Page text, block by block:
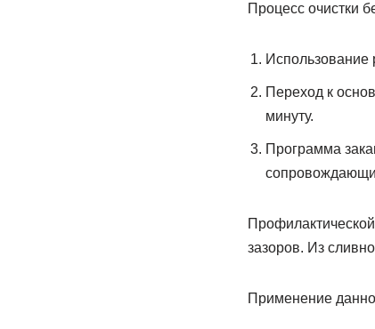
Процесс очистки
Использование
Переход к
минуту.
Программа
зазоров. Из
Применение